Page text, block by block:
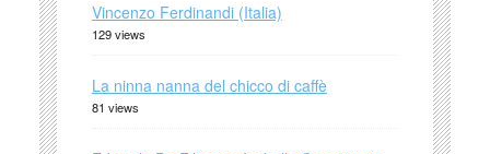
Vincenzo Ferdinandi (Italia)
129 views
La ninna nanna del chicco di caffè
81 views